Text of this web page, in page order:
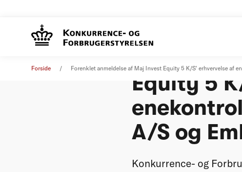
Forside Forenklet anmeldelse af Maj Invest Equity 5 K/S' erhvervelse af
Equity 5
A/S og
Konkurrence- og